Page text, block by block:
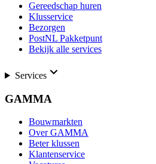
Gereedschap huren
Klusservice
Bezorgen
PostNL Pakketpunt
Bekijk alle services
Services
GAMMA
Bouwmarkten
Over GAMMA
Beter klussen
Klantenservice